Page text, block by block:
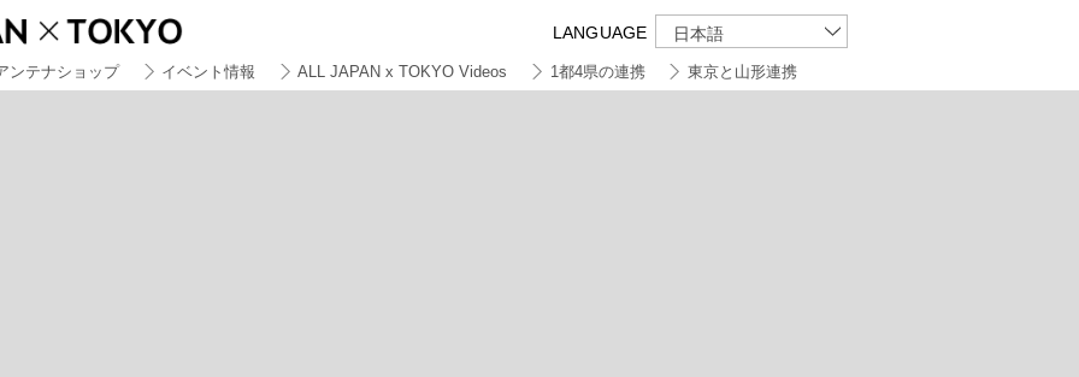
LANGUAGE 日本語
ンテナショップ イベント情報 ALL JAPAN x TOKYO Videos 1都4県の連携 東京と山形連携